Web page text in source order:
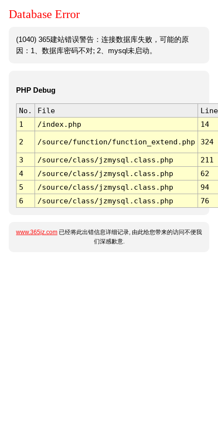
Database Error
(1040) 365建站错误警告：连接数据库失败，可能的原
因：1、数据库密码不对; 2、mysql未启动。
PHP Debug
No. File
Line
1
/index.php 14
2 /source/function/function_extend.php 324
3 /source/class/jzmysql.class.php
211
4
/source/class/jzmysql.class.php
62
5
/source/class/jzmysql.class.php
94
6
/source/class/jzmysql.class.php 76
www.365jz.com 已经将此出错信息详细记录, 由此给您带来的访问不便我
们深感歉意.